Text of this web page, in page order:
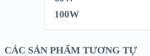
CÁC SẢN PHẨM TƯƠNG TỰ